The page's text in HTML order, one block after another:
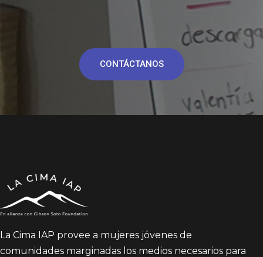
CONTÁCTANOS
La Cima IAP provee a mujeres jóvenes de
comunidades marginadas los medios necesarios para